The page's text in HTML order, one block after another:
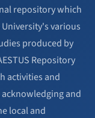
repository which
various
produced by
Repository
activities and
and
local and